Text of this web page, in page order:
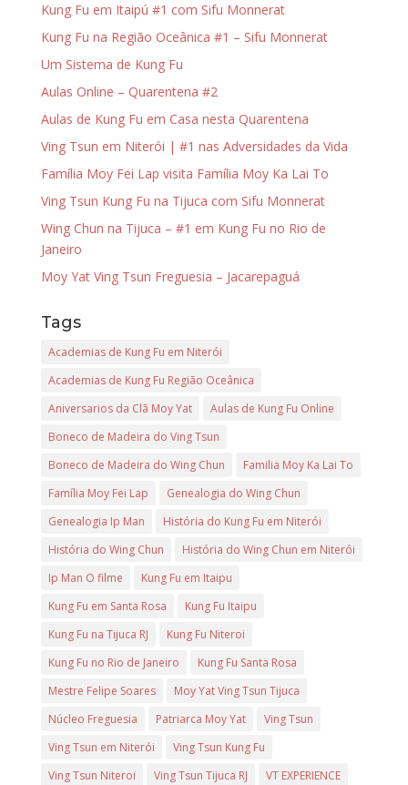
Kung Fu em Itaipú #1 com Sifu Monnerat
Kung Fu na Região Oceânica #1 – Sifu Monnerat
Um Sistema de Kung Fu
Aulas Online – Quarentena #2
Aulas de Kung Fu em Casa nesta Quarentena
Ving Tsun em Niterói | #1 nas Adversidades da Vida
Família Moy Fei Lap visita Família Moy Ka Lai To
Ving Tsun Kung Fu na Tijuca com Sifu Monnerat
Wing Chun na Tijuca – #1 em Kung Fu no Rio de
Janeiro
Moy Yat Ving Tsun Freguesia – Jacarepaguá
Tags
Academias de Kung Fu em Niterói
Academias de Kung Fu Região Oceânica
Aniversarios da Clã Moy Yat
Aulas de Kung Fu Online
Boneco de Madeira do Ving Tsun
Boneco de Madeira do Wing Chun
Familia Moy Ka Lai To
Família Moy Fei Lap
Genealogia do Wing Chun
Genealogia Ip Man
História do Kung Fu em Niterói
História do Wing Chun
História do Wing Chun em Niterói
Ip Man O filme
Kung Fu em Itaipu
Kung Fu em Santa Rosa
Kung Fu Itaipu
Kung Fu na Tijuca RJ
Kung Fu Niteroi
Kung Fu no Rio de Janeiro
Kung Fu Santa Rosa
Mestre Felipe Soares
Moy Yat Ving Tsun Tijuca
Núcleo Freguesia
Patriarca Moy Yat
Ving Tsun
Ving Tsun em Niterói
Ving Tsun Kung Fu
Ving Tsun Niteroi
Ving Tsun Tijuca RJ
VT EXPERIENCE